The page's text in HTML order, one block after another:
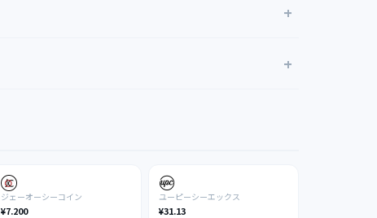
ジェーオーシーコイン
¥7.200
ユーピーシーエックス
¥31.13